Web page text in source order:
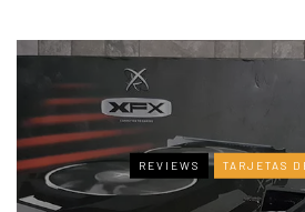
REVIEWS TARJETAS